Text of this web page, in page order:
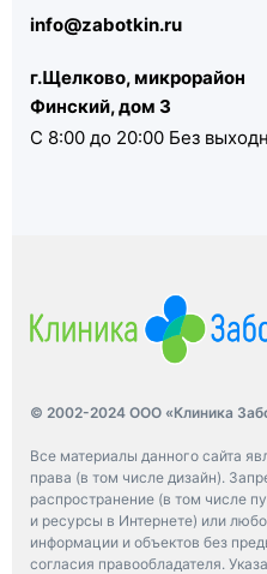
info@zabotkin.ru
г.Щелково, микрорайон
Финский, дом 3
С 8:00 до 20:00 Без
© 2002-2024 ООО «Клиника
Все материалы данного сайта
права (в том числе дизайн).
распространение (в том числе
и ресурсы в Интернете) или
информации и объектов без
согласия правообладателя.